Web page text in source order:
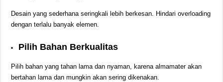
Desain yang sederhana seringkali lebih berkesan. Hindari overloading
dengan terlalu banyak elemen.
Pilih Bahan Berkualitas
Pilih bahan yang tahan lama dan nyaman, karena almamater akan
bertahan lama dan mungkin akan sering dikenakan.